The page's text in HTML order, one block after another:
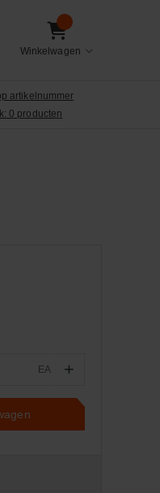
Winkelwagen
artikelnummer
0 producten
EA +